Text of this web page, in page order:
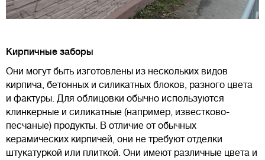
Кирпичные заборы
Они могут быть изготовлены из нескольких видов
кирпича, бетонных и силикатных блоков, разного цвета
и фактуры. Для облицовки обычно используются
клинкерные и силикатные (например, известково-
песчаные) продукты. В отличие от обычных
керамических кирпичей, они не требуют отделки
штукатуркой или плиткой. Они имеют различные цвета и